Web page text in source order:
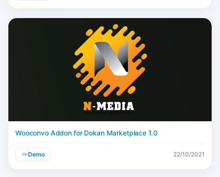
Wooconvo Addon for Dokan Marketplace 1.0
Demo 22/10/2021